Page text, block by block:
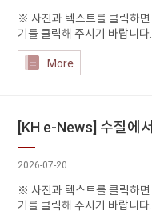
※ 사진과 텍스트를 클릭하
More
[KH e-News] 수질에
2026-07-20
※ 사진과 텍스트를 클릭하